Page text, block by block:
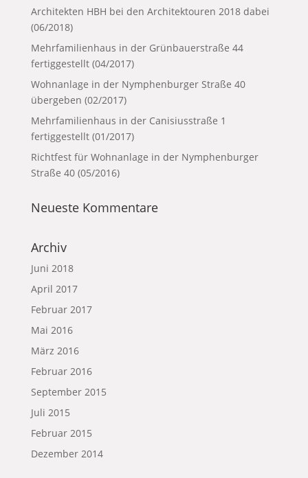
Architekten HBH bei den Architektouren 2018 dabei
(06/2018)
Mehrfamilienhaus in der Grünbauerstraße 44
fertiggestellt (04/2017)
Wohnanlage in der Nymphenburger Straße 40
übergeben (02/2017)
Mehrfamilienhaus in der Canisiusstraße 1
fertiggestellt (01/2017)
Richtfest für Wohnanlage in der Nymphenburger
Straße 40 (05/2016)
Neueste Kommentare
Archiv
Juni 2018
April 2017
Februar 2017
Mai 2016
März 2016
Februar 2016
September 2015
Juli 2015
Februar 2015
Dezember 2014